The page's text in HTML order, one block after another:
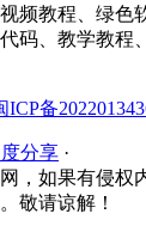
频教程、绿色
码、教学教程
ICP备
分享 ·
，如果有侵权
敬请谅解！